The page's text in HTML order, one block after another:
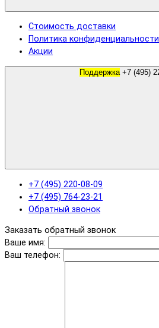
Стоимость доставки
Политика конфиденциальности
Акции
Поддержка
+7 (495) 220-08-09
+7 (495) 764-23-21
Обратный звонок
Заказать обратный звонок
Ваше имя:
Ваш телефон: